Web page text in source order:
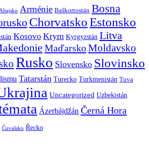
Altajsko Arménie Baškortostán Bosna
ChorvatskoEstonsko
Kosovo Krym Kyrgyzstán Litva
MaďarskoMoldavsko
Rusko Slovensko Slovinsko
Tatarstán Turecko Turkmenistán Tuva
Uncategorized Uzbekistán
Ázerbájdžán Černá Hora
Čuvašsko Řecko